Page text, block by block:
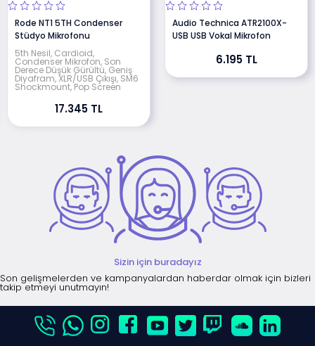
Rode NT1 5TH Condenser
Stüdyo Mikrofonu
5th Nesil, Cardioid,
Condenser Mikrofon, Son
Derece Düşük Gürültü, Geniş
Diyafram, XLR/USB Çıkışı, SM6
Shockmount, Pop Screen
17.345 TL
Audio Technica ATR2100X-
USB USB Vokal Mikrofon
6.195 TL
Sizin için buradayız
Son gelişmelerden ve kampanyalardan haberdar olmak için bizleri
takip etmeyi unutmayın!